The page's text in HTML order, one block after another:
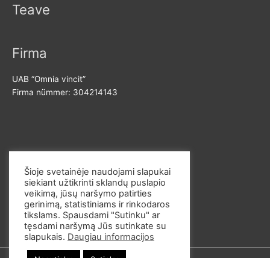
Teave
Firma
UAB “Omnia vincit”
Firma nümmer: 304214143
E-post: info@omvi.lt
Telefoninumber: +37062033145
Šioje svetainėje naudojami slapukai
siekiant užtikrinti sklandų puslapio
veikimą, jūsų naršymo patirties
gerinimą, statistiniams ir rinkodaros
tikslams. Spausdami "Sutinku" ar
tęsdami naršymą Jūs sutinkate su
slapukais. Daugiau informacijos